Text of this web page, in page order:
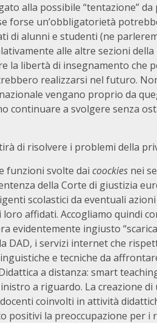
alla possibile “tentazione”
forse un’obbligatorietà
di alunni e studenti (ne
alle altre sezioni
la libertà di insegnamento che
realizzarsi nel futuro.
vengano proprio da
continuare a svolgere senza
di risolvere i problemi della
funzioni svolte dai coockies nei
della Corte di giustizia
scolastici da eventuali
affidati. Accogliamo quindi
evidentemente ingiusto
DAD, i servizi internet che
e tecniche da
a distanza: smart
a riguardo. La creazione
coinvolti in attività
positivi la preoccupazione per i